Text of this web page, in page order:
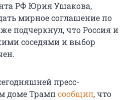
РФ Юрия Ушакова,
мирное соглашение по
подчеркнул, что Россия и
соседями и выбор
пресс-
доме Трампсообщил, что